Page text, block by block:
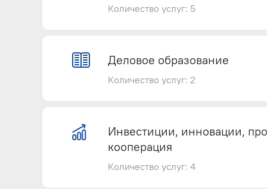
Оказание содействия в
Переводческие услуги
Количество услуг: 5
Антикоррупционная
регулирующего воздействия
Деловое образование
Количество услуг: 2
Профессионально-
Инвестиции, инновации,
кооперация
Количество услуг: 4